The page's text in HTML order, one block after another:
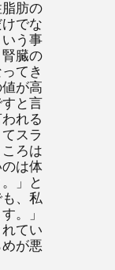
肪の
でな
う事
臓の
てき
が高
と言
れる
スラ
ろは
は体
」と
、私
。」
てい
が悪